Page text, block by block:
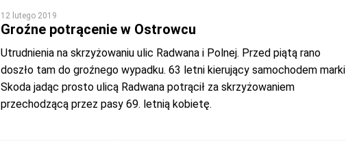
12 lutego 2019
Groźne potrącenie w Ostrowcu
Utrudnienia na skrzyżowaniu ulic Radwana i Polnej. Przed piątą rano
doszło tam do groźnego wypadku. 63 letni kierujący samochodem marki
Skoda jadąc prosto ulicą Radwana potrącił za skrzyżowaniem
przechodzącą przez pasy 69. letnią kobietę.